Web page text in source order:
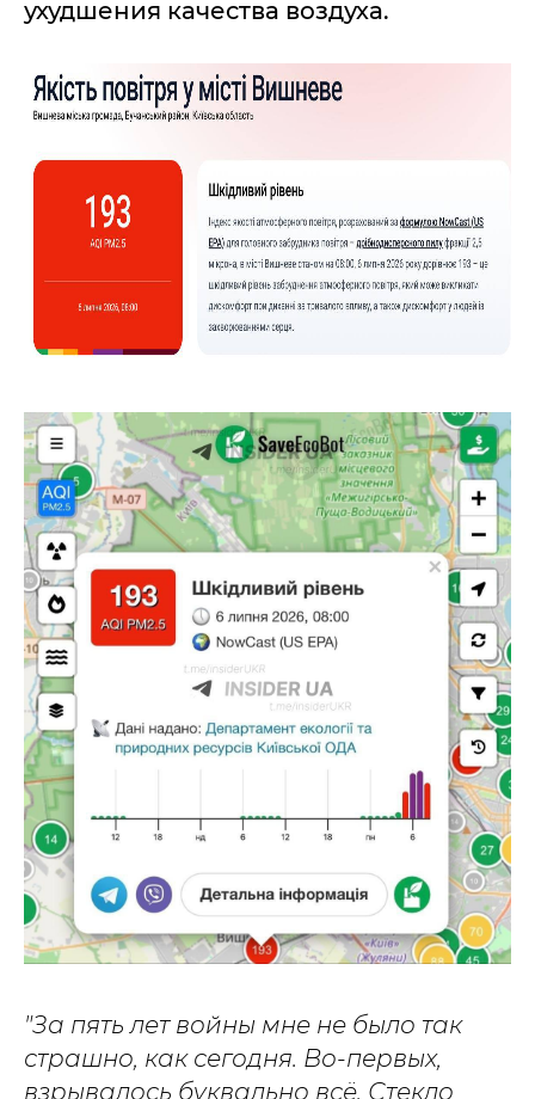
ухудшения качества воздуха.
"За пять лет войны мне не было так
страшно, как сегодня. Во-первых,
взрывалось буквально всё. Стекло